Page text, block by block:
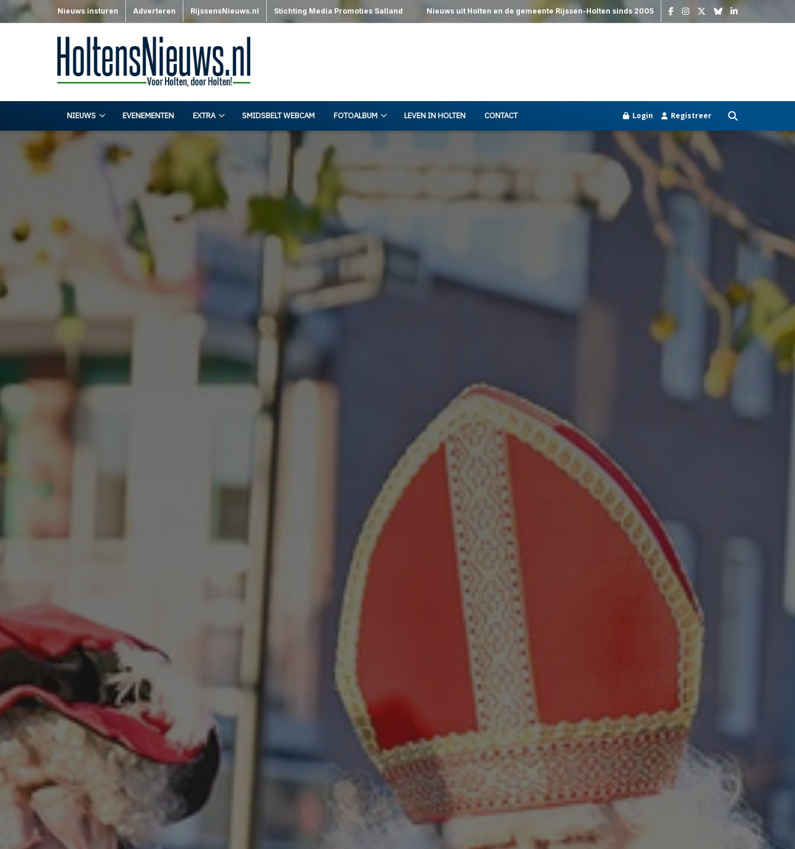
Nieuws insturen Adverteren RijssensNieuws.nl Stichting Media Promoties Salland Nieuws uit Holten en de gemeente Rijssen-Holten sinds 2005
NIEUWS EVENEMENTEN EXTRA SMIDSBELT WEBCAM FOTOALBUM LEVEN IN HOLTEN CONTACT Login Registreer